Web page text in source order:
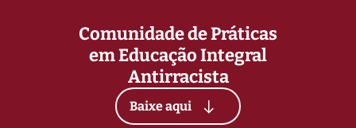
Comunidade de Práticas
em Educação Integral
Antirracista
Baixe aqui